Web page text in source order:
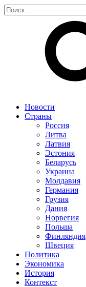
Новости
Страны
Россия
Литва
Латвия
Эстония
Беларусь
Украина
Молдавия
Германия
Грузия
Дания
Норвегия
Польша
Финляндия
Швеция
Политика
Экономика
История
Контекст